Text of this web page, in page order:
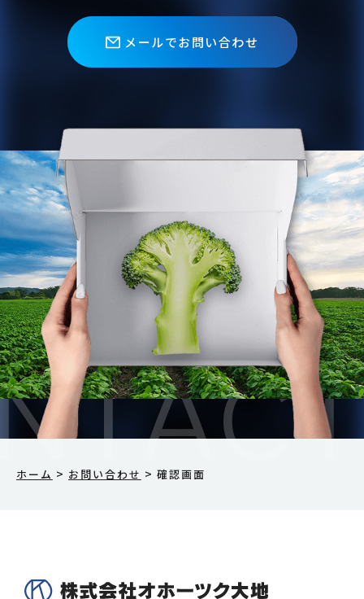
メールでお問い合わせ
ホーム > お問い合わせ > 確認画面